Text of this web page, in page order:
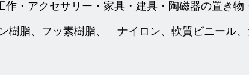
作・アクセサリー・家具・建具・陶磁器の置き物
樹脂、フッ素樹脂、 ナイロン、軟質ビニール